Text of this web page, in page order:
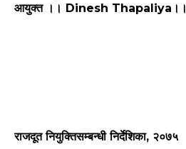
आयुक्त ।। Dinesh Thapaliya।।
राजदूत नियुक्तिसम्बन्धी निर्देशिका, २०७५